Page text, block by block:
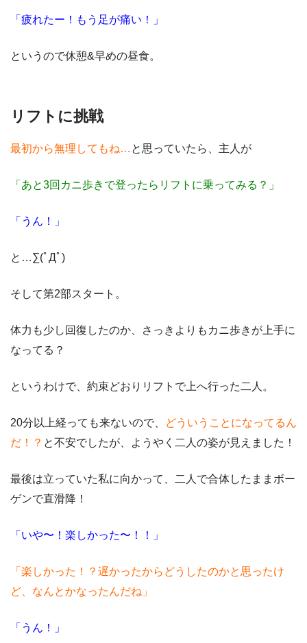
「疲れたー！もう足が痛い！」
というので休憩&早めの昼食。
リフトに挑戦
最初から無理してもね… と思っていたら、主人が
「あと3回カニ歩きで登ったらリフトに乗ってみる？」
「うん！」
と…∑(ﾟДﾟ)
そして第2部スタート。
体力も少し回復したのか、さっきよりもカニ歩きが上手に
なってる？
というわけで、約束どおりリフトで上へ行った二人。
20分以上経っても来ないので、
どういうことになってるん
だ！？ と不安でしたが、ようやく二人の姿が見えました！
最後は立っていた私に向かって、二人で合体したままボー
ゲンで直滑降！
「いや〜！楽しかった〜！！」
「楽しかった！？遅かったからどうしたのかと思ったけ
ど、なんとかなったんだね」
「うん！」